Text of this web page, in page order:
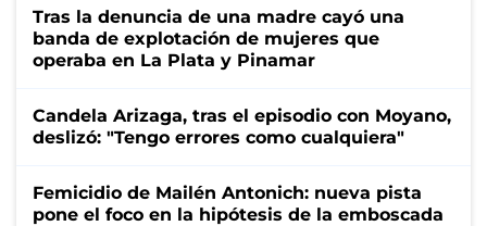
Tras la denuncia de una madre cayó una
banda de explotación de mujeres que
operaba en La Plata y Pinamar
Candela Arizaga, tras el episodio con Moyano,
deslizó: "Tengo errores como cualquiera"
Femicidio de Mailén Antonich: nueva pista
pone el foco en la hipótesis de la emboscada